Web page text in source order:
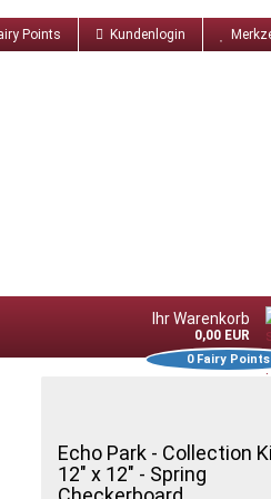
Points Kundenlogin
Ihr Warenkorb
0,00 EUR
0Fairy Points
Echo Park - Collection
12" x 12" - Spring